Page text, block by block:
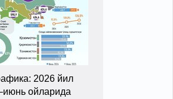
2026 йил
ойларида